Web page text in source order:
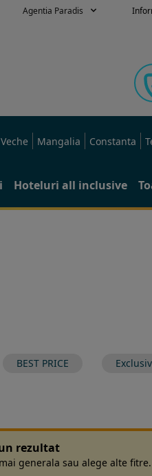
Agentia Paradis
Mangalia Constanta
Hoteluri all inclusive
BEST PRICE
rezultat
generala sau alege alte fitre.